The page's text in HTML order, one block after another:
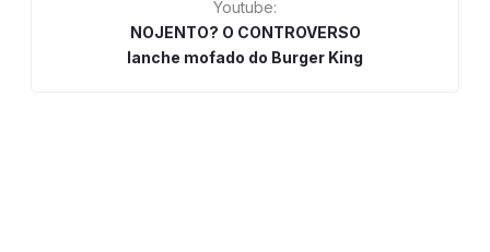
Youtube:
NOJENTO? O CONTROVERSO
lanche mofado do Burger King